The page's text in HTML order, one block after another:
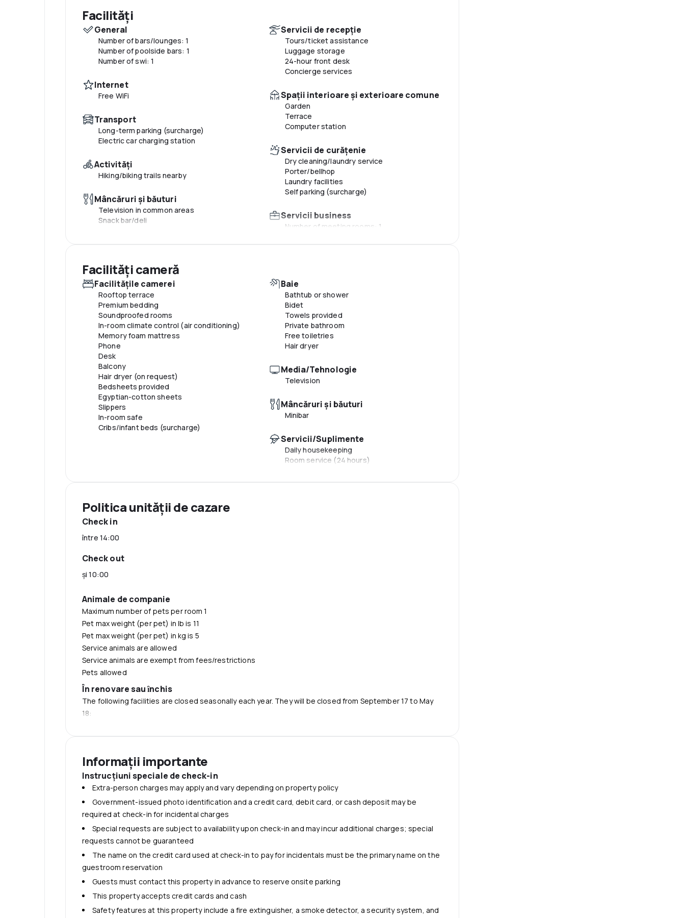
Facilități
General
Number of bars/lounges: 1
Number of poolside bars: 1
Number of swi: 1
Internet
Free WiFi
Transport
Long-term parking (surcharge)
Electric car charging station
Activităţi
Hiking/biking trails nearby
Mâncăruri și băuturi
Television in common areas
Snack bar/deli
Outdoor seasonal pool
Children's pool
Pool sun loungers
Servicii de recepție
Tours/ticket assistance
Luggage storage
24-hour front desk
Concierge services
Spaţii interioare şi exterioare comune
Garden
Terrace
Computer station
Servicii de curățenie
Dry cleaning/laundry service
Porter/bellhop
Laundry facilities
Self parking (surcharge)
Servicii business
Number of meeting rooms: 1
Altele
Designated smoking areas
Multilingual staff
Elevator
Facilităţi cameră
Facilităţile camerei
Rooftop terrace
Premium bedding
Soundproofed rooms
In-room climate control (air conditioning)
Memory foam mattress
Phone
Desk
Balcony
Hair dryer (on request)
Bedsheets provided
Egyptian-cotton sheets
Slippers
In-room safe
Cribs/infant beds (surcharge)
Baie
Bathtub or shower
Bidet
Towels provided
Private bathroom
Free toiletries
Hair dryer
Media/Tehnologie
Television
Mâncăruri și băuturi
Minibar
Servicii/Suplimente
Daily housekeeping
Room service (24 hours)
Politica unităţii de cazare
Check in
între 14:00
Check out
şi 10:00
Animale de companie
Maximum number of pets per room 1
Pet max weight (per pet) in lb is 11
Pet max weight (per pet) in kg is 5
Service animals are allowed
Service animals are exempt from fees/restrictions
Pets allowed
În renovare sau ȋnchis
The following facilities are closed seasonally each year. They will be closed from September 17 to May
18:
Long-term parking (surcharge)
Self parking (surcharge)
Internet
Cazare copii şi paturi suplimentare
No rollaway/extra beds available
Informații importante
Instrucţiuni speciale de check-in
Extra-person charges may apply and vary depending on property policy
Government-issued photo identification and a credit card, debit card, or cash deposit may be
required at check-in for incidental charges
Special requests are subject to availability upon check-in and may incur additional charges; special
requests cannot be guaranteed
The name on the credit card used at check-in to pay for incidentals must be the primary name on the
guestroom reservation
Guests must contact this property in advance to reserve onsite parking
This property accepts credit cards and cash
Safety features at this property include a fire extinguisher, a smoke detector, a security system, and